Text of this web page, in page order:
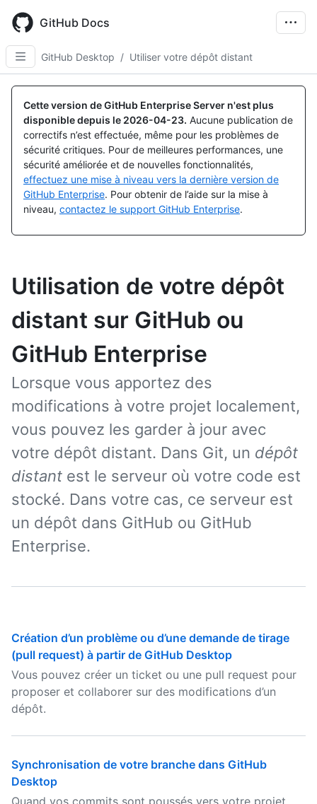
main
content
GitHub Docs
GitHub Desktop / Utiliser votre dépôt distant
Cette version de GitHub Enterprise Server n'est plus
disponible depuis le 2026-04-23. Aucune publication de
correctifs n’est effectuée, même pour les problèmes de
sécurité critiques. Pour de meilleures performances, une
sécurité améliorée et de nouvelles fonctionnalités,
effectuez une mise à niveau vers la dernière version de
GitHub Enterprise. Pour obtenir de l’aide sur la mise à
niveau, contactez le support GitHub Enterprise.
Utilisation de votre dépôt
distant sur GitHub ou
GitHub Enterprise
Lorsque vous apportez des
modifications à votre projet localement,
vous pouvez les garder à jour avec
votre dépôt distant. Dans Git, un dépôt
distant est le serveur où votre code est
stocké. Dans votre cas, ce serveur est
un dépôt dans GitHub ou GitHub
Enterprise.
Création d’un problème ou d’une demande de tirage
(pull request) à partir de GitHub Desktop
Vous pouvez créer un ticket ou une pull request pour
proposer et collaborer sur des modifications d’un
dépôt.
Synchronisation de votre branche dans GitHub
Desktop
Quand vos commits sont poussés vers votre projet